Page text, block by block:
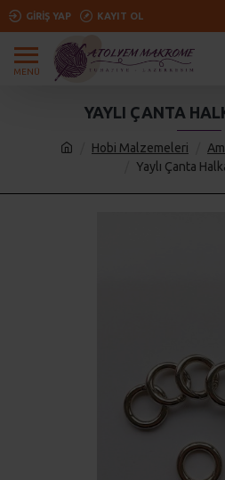
GIRIŞ YAP KAYIT OL
Hobi Malzemeleri
Yaylı Çanta
YAYLI ÇANTA